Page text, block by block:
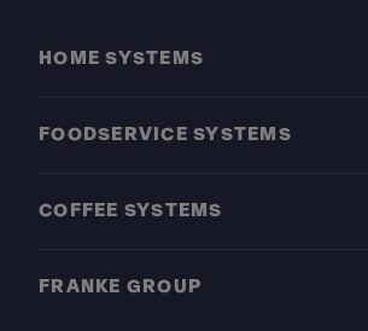
HOME SYSTEMS
FOODSERVICE SYSTEMS
COFFEE SYSTEMS
FRANKE GROUP